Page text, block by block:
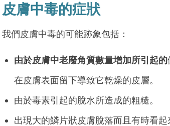
皮膚中毒的症狀
我們皮膚中毒的可能跡象包括：
由於皮膚中老廢角質數量增加所引起的
在皮膚表面留下導致它乾燥的皮層。
由於毒素引起的脫水所造成的粗糙。
出現大的鱗片狀皮膚脫落而且有時看起